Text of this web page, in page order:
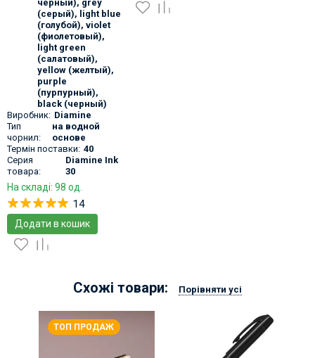
черный), grey
(серый), light blue
(голубой), violet
(фиолетовый),
light green
(салатовый),
yellow (желтый),
purple
(пурпурный),
black (черный)
Виробник: Diamine
Тип
чорнил:
на водной
основе
Термін поставки: 40
Серия
товара:
Diamine Ink
30
На складі: 98 од.
14
Додати в кошик
Схожі товари: Порівняти усі
ТОП ПРОДАЖ